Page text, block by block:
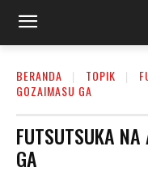
BERANDA TOPIK
GOZAIMASU GA
FUTSUTSUKA NA
GA